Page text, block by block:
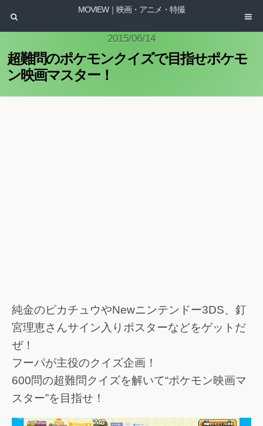
MOVIEW｜映画・アニメ・特撮
2015/06/14
超難問のポケモンクイズで目指せポケモ
ン映画マスター！
純金のピカチュウやNewニンテンドー3DS、釘
宮理恵さんサイン入りポスターなどをゲットだ
ぜ！
フーパが主役のクイズ企画！
600問の超難問クイズを解いて“ポケモン映画マ
スター”を目指せ！